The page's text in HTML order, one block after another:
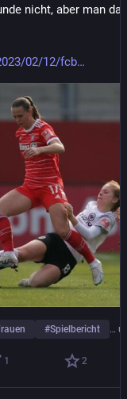
nicht, aber man
02/12/fcb
#Spielbericht …
1 2